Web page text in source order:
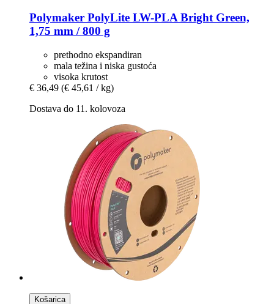
Polymaker PolyLite LW-​PLA Bright Green,
1,75 mm / 800 g
prethodno ekspandiran
mala težina i niska gustoća
visoka krutost
€ 36,49 (€ 45,61 / kg)
Dostava do 11. kolovoza
Košarica